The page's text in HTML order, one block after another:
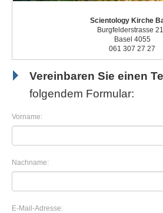
Scientology Kirche
Burgfelderstrasse
Basel 4055
061 307 27 27
Vereinbaren Sie einen
folgendem Formular:
Vorname:
Nachname:
E-Mail-Adresse: